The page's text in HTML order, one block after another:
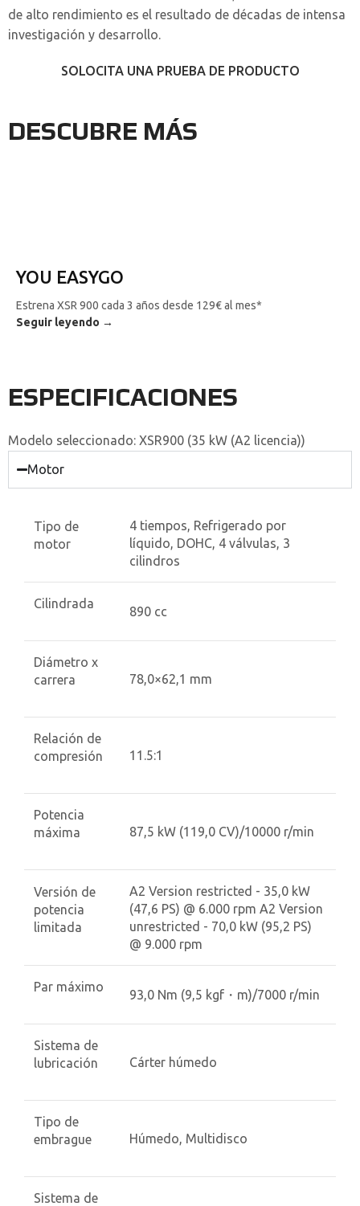
de alto rendimiento es el resultado de décadas de intensa
investigación y desarrollo.
SOLOCITA UNA PRUEBA DE PRODUCTO
DESCUBRE MÁS
YOU EASYGO
Estrena XSR 900 cada 3 años desde 129€ al mes*
Seguir leyendo →
ESPECIFICACIONES
Modelo seleccionado: XSR900 (35 kW (A2 licencia))
Motor
Tipo de
motor
4 tiempos, Refrigerado por
líquido, DOHC, 4 válvulas, 3
cilindros
Cilindrada
890 cc
Diámetro x
carrera
78,0×62,1 mm
Relación de
compresión
11.5:1
Potencia
máxima
87,5 kW (119,0 CV)/10000 r/min
Versión de
potencia
limitada
A2 Version restricted - 35,0 kW
(47,6 PS) @ 6.000 rpm A2 Version
unrestricted - 70,0 kW (95,2 PS)
@ 9.000 rpm
Par máximo
93,0 Nm (9,5 kgf・m)/7000 r/min
Sistema de
lubricación
Cárter húmedo
Tipo de
embrague
Húmedo, Multidisco
Sistema de